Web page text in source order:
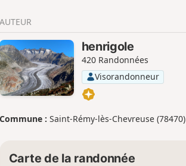
AUTEUR
henrigole
420 Randonnées
Visorandonneur
Commune : Saint-Rémy-lès-Chevreuse (78470)
Carte de la randonnée